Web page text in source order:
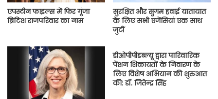
एपस्टीन फाइल्स में फिर गूंजा
ब्रिटिश राजपरिवार का नाम
सुरक्षित और सुगम हवाई यातायात
के लिए सभी एजेंसियां एक साथ
जुटीं
डीओपीपीडब्ल्यू द्वारा पारिवारिक
पेंशन शिकायतों के निवारण के
लिए विशेष अभियान की शुरुआत
की: डॉ. जितेन्द्र सिंह